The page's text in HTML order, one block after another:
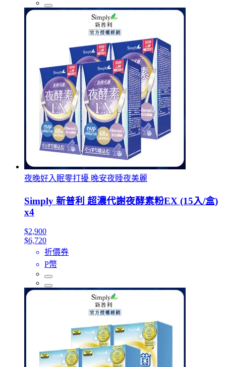
夜晚好入眠零打擾 晚安夜睡夜美麗
Simply 新普利 超濃代謝夜酵素粉EX (15入/盒)
x4
$2,900
$6,720
折價券
P幣